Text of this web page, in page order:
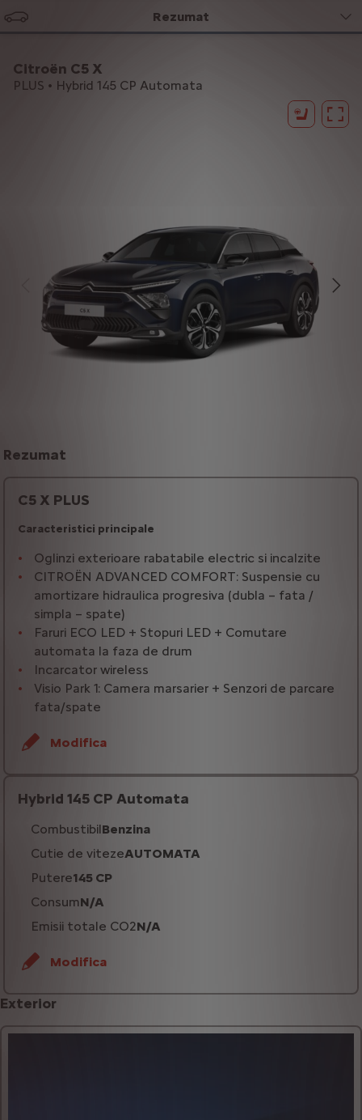
Rezumat
Citroën C5 X
PLUS • Hybrid 145 CP Automata
Rezumat
C5 X PLUS
Caracteristici principale
Oglinzi exterioare rabatabile electric si incalzite
CITROËN ADVANCED COMFORT: Suspensie cu
amortizare hidraulica progresiva (dubla – fata /
simpla – spate)
Faruri ECO LED + Stopuri LED + Comutare
automata la faza de drum
Incarcator wireless
Visio Park 1: Camera marsarier + Senzori de parcare
fata/spate
Modifica
Hybrid 145 CP Automata
CombustibilBenzina
Cutie de vitezeAUTOMATA
Putere145 CP
ConsumN/A
Emisii totale CO2N/A
Modifica
Exterior